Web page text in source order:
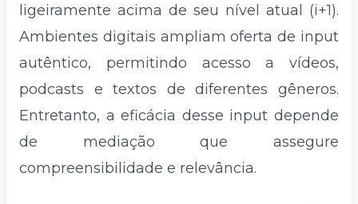
ligeiramente acima de seu nível atual (i+1).
Ambientes digitais ampliam oferta de input
autêntico, permitindo acesso a vídeos,
podcasts e textos de diferentes gêneros.
Entretanto, a eficácia desse input depende
de mediação que assegure
compreensibilidade e relevância.